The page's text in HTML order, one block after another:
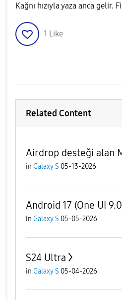
Kağnı hızıyla yaza anca gelir.
1 Like
Related Content
Airdrop desteği alan
in Galaxy S 05-13-2026
Android 17 (One UI
in Galaxy S 05-05-2026
S24 Ultra
in Galaxy S 05-04-2026